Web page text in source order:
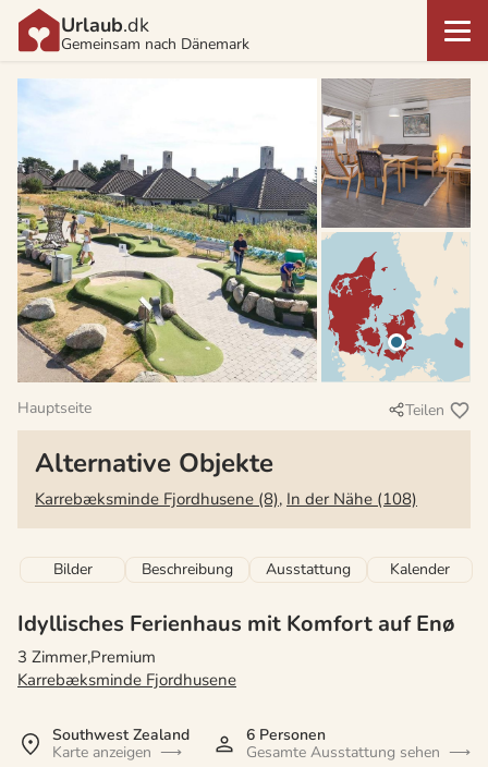
Urlaub.dk
Gemeinsam nach Dänemark
Hauptseite Teilen
Alternative Objekte
Karrebæksminde Fjordhusene (8), In der Nähe (108)
Bilder Beschreibung Ausstattung Kalender
Idyllisches Ferienhaus mit Komfort auf Enø
3 Zimmer,Premium
Karrebæksminde Fjordhusene
Southwest Zealand
Karte anzeigen
6 Personen
Gesamte Ausstattung sehen